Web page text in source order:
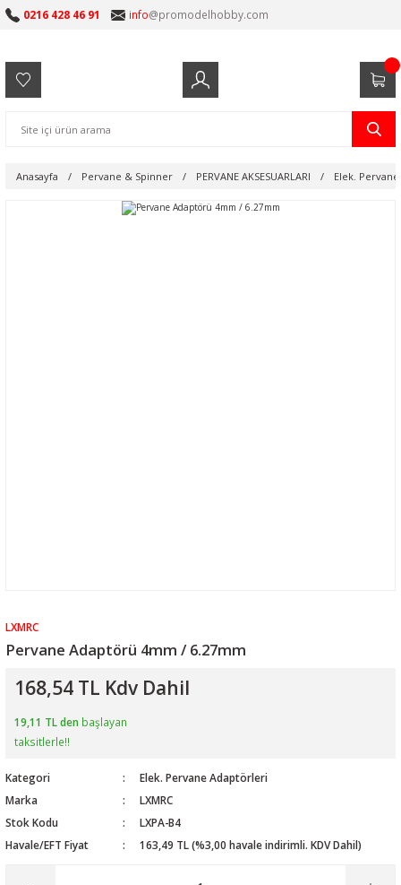
0216 428 46 91 info@promodelhobby.com
Anasayfa Pervane & Spinner PERVANE AKSESUARLARI Elek.
LXMRC
Pervane Adaptörü 4mm / 6.27mm
168,54 TL Kdv Dahil
19,11 TL den başlayan
taksitlerle!!
Kategori
Elek. Pervane Adaptörleri
Marka
LXMRC
Stok Kodu
LXPA-B4
Havale/EFT Fiyat
163,49 TL (%3,00 havale indirimli. KDV Dahil)